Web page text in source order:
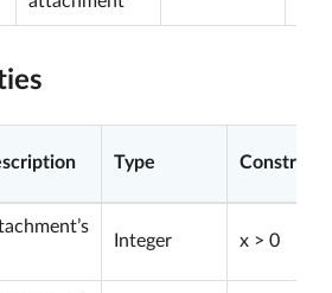
Type
Integer x > 0